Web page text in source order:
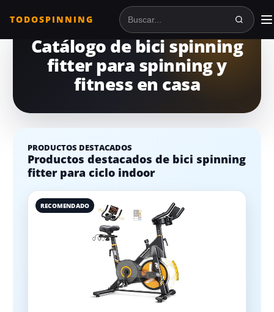
TODOSPINNING Buscar en TodoSpinning
Catálogo de bici spinning
fitter para spinning y
fitness en casa
PRODUCTOS DESTACADOS
Productos destacados de bici spinning
fitter para ciclo indoor
RECOMENDADO